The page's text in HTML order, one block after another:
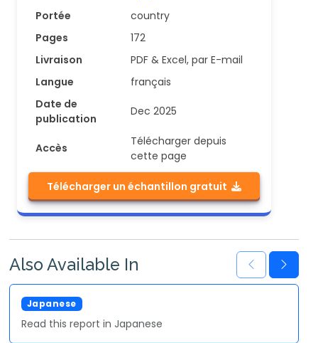
Portée
country
Pages
172
Livraison
PDF & Excel, par E-mail
Langue
français
Date de
publication
Dec 2025
Accès
Télécharger depuis
cette page
Télécharger un échantillon gratuit
Also Available In
Japanese
Read this report in Japanese